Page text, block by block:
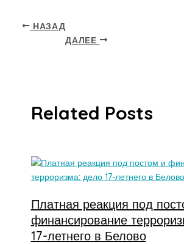
НАЗАД
ДАЛЕЕ
Related Posts
Платная реакция под
финансирование
17-летнего в Белово